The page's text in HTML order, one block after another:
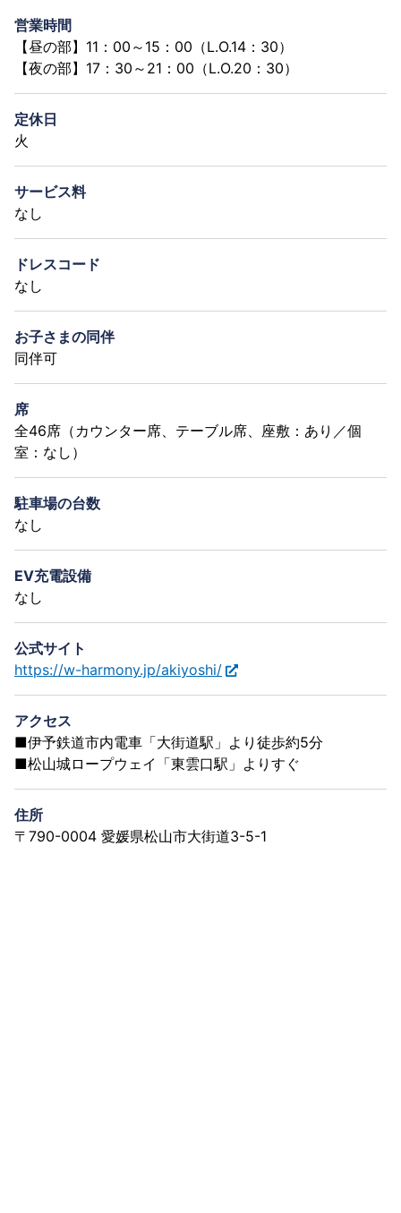
営業時間
【昼の部】11：00～15：00（L.O.14：30）
【夜の部】17：30～21：00（L.O.20：30）
定休日
火
サービス料
なし
ドレスコード
なし
お子さまの同伴
同伴可
席
全46席（カウンター席、テーブル席、座敷：あり／個
室：なし）
駐車場の台数
なし
EV充電設備
なし
公式サイト
https://w-harmony.jp/akiyoshi/
アクセス
■伊予鉄道市内電車「大街道駅」より徒歩約5分
■松山城ロープウェイ「東雲口駅」よりすぐ
住所
〒790-0004 愛媛県松山市大街道3-5-1